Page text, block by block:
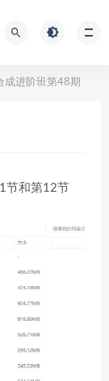
成进阶班第48期
节和第12节